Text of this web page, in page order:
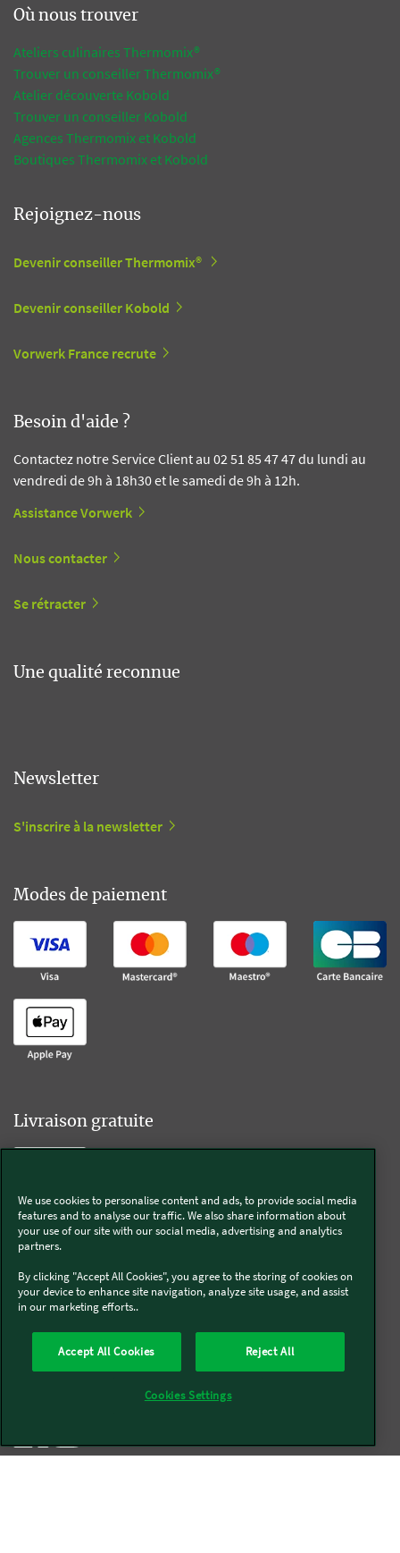
Où nous trouver
Ateliers culinaires Thermomix®
Trouver un conseiller Thermomix®
Atelier découverte Kobold
Trouver un conseiller Kobold
Agences Thermomix et Kobold
Boutiques Thermomix et Kobold
Rejoignez-nous
Devenir conseiller Thermomix®
Devenir conseiller Kobold
Vorwerk France recrute
Besoin d'aide ?
Contactez notre Service Client au 02 51 85 47 47 du lundi au
vendredi de 9h à 18h30 et le samedi de 9h à 12h.
Assistance Vorwerk
Nous contacter
Se rétracter
Une qualité reconnue
Newsletter
S'inscrire à la newsletter
Modes de paiement
Livraison gratuite
Livraison offerte sur l'e-shop dès 55€ d'achat.
Kobold
We use cookies to personalise content and ads, to provide social media
features and to analyse our traffic. We also share information about
your use of our site with our social media, advertising and analytics
partners.
By clicking "Accept All Cookies", you agree to the storing of cookies on
your device to enhance site navigation, analyze site usage, and assist
in our marketing efforts..
Accept All Cookies Reject All
Cookies Settings